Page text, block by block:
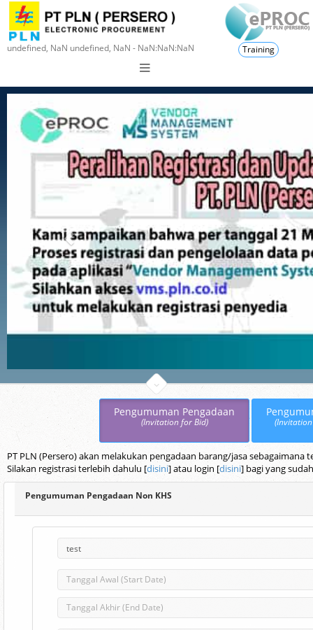
undefined, NaN undefined, NaN - NaN:NaN:NaN Training
Pengumuman Pengadaan
(Invitation for Bid)
PT PLN (Persero) akan melakukan pengadaan barang/jasa
Silakan registrasi terlebih dahulu [disini] atau login [disini] bagi yang
Pengumuman Pengadaan Non KHS